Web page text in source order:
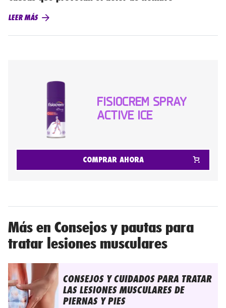
LEER MÁS
FISIOCREM SPRAY
ACTIVE ICE
COMPRAR AHORA
Más en Consejos y pautas para
tratar lesiones musculares
CONSEJOS Y CUIDADOS PARA TRATAR
LAS LESIONES MUSCULARES DE
PIERNAS Y PIES